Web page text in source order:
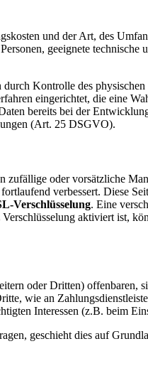
und der Art, des
geeignete
Kontrolle des
eingerichtet, die eine
bereits bei der
(Art. 25 DSGVO).
zufällige oder vorsätzliche
verbessert. Diese
Verschlüsselung. Eine
aktiviert ist,
oder Dritten) offenbaren,
wie an
Interessen (z.B. beim
geschieht dies auf